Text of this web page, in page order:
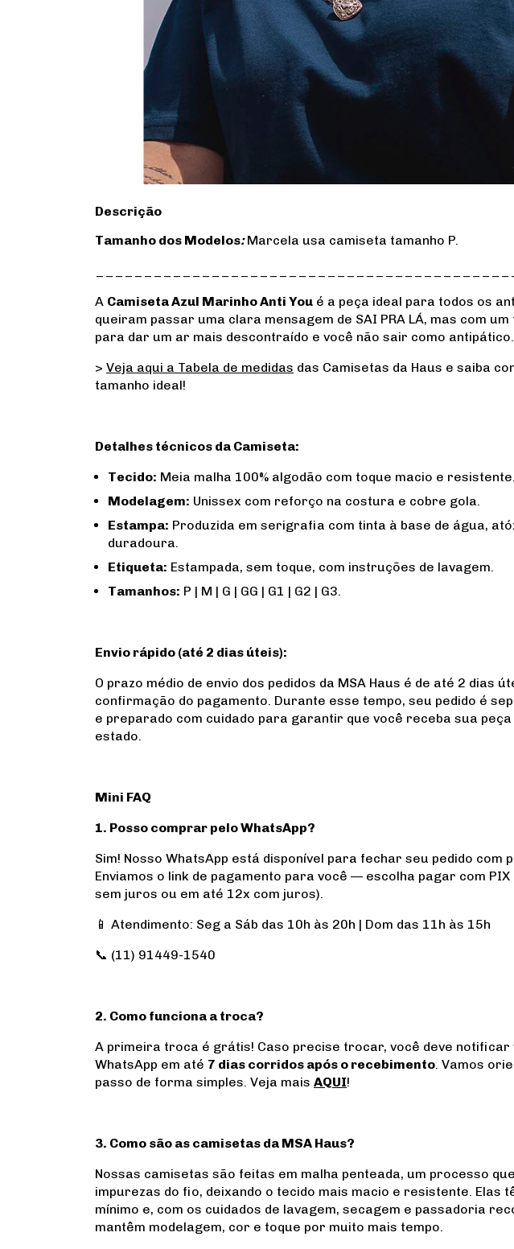
Descrição
Tamanho dos Modelos:Marcela usa camiseta tamanho P.
A Camiseta Azul Marinho Anti You é a peça ideal para todos os
queiram passar uma clara mensagem de SAI PRA LÁ, mas com
para dar um ar mais descontraído e você não sair como
> Veja aqui a Tabela de medidas das Camisetas da Haus e saiba
tamanho ideal!
Detalhes técnicos da Camiseta:
Tecido: Meia malha 100% algodão com toque macio e resistente.
Modelagem: Unissex com reforço na costura e cobre gola.
Estampa: Produzida em serigrafia com tinta à base de água,
duradoura.
Etiqueta: Estampada, sem toque, com instruções de lavagem.
Tamanhos: P | M | G | GG | G1 | G2 | G3.
Envio rápido (até 2 dias úteis):
O prazo médio de envio dos pedidos da MSA Haus é de até 2 dias
confirmação do pagamento. Durante esse tempo, seu pedido é
e preparado com cuidado para garantir que você receba sua
estado.
Mini FAQ
1. Posso comprar pelo WhatsApp?
Sim! Nosso WhatsApp está disponível para fechar seu pedido com
Enviamos o link de pagamento para você — escolha pagar com
sem juros ou em até 12x com juros).
📱 Atendimento: Seg a Sáb das 10h às 20h | Dom das 11h às 15h
📞 (11) 91449-1540
2. Como funciona a troca?
A primeira troca é grátis! Caso precise trocar, você deve notificar
WhatsApp em até 7 dias corridos após o recebimento. Vamos
passo de forma simples. Veja mais AQUI!
3. Como são as camisetas da MSA Haus?
Nossas camisetas são feitas em malha penteada, um processo
impurezas do fio, deixando o tecido mais macio e resistente. Elas
mínimo e, com os cuidados de lavagem, secagem e passadoria
mantêm modelagem, cor e toque por muito mais tempo.